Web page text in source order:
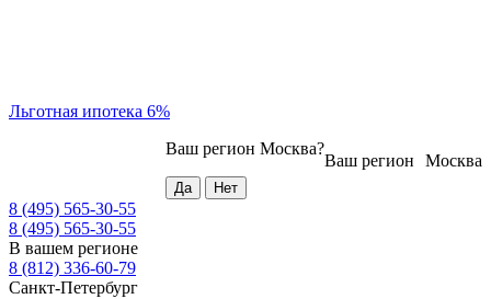
Льготная ипотека 6%
Москва
Ваш регион
Ваш регион Москва?
8 (495) 565-30-55
8 (495) 565-30-55
В вашем регионе
8 (812) 336-60-79
Санкт-Петербург